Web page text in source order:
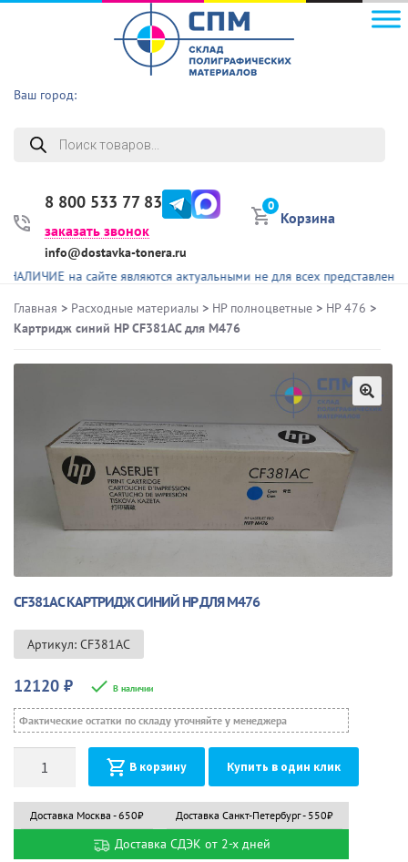
Ваш город:
Поиск
товаров
8 800 533 77 83
заказать звонок
info@dostavka-tonera.ru
0
Корзина
на сайте являются актуальными не для всех представленных
Главная > Расходные материалы > HP полноцветные > HP 476 >
Картридж синий HP CF381AC для M476
🔍
CF381AC КАРТРИДЖ СИНИЙ HP ДЛЯ M476
Артикул: CF381AC
12120 ₽ В наличии
Фактические остатки по складу уточняйте у менеджера
В корзину Купить в один клик
Доставка Москва - 650₽ Доставка Санкт-Петербург - 550₽
Доставка СДЭК от 2-х дней